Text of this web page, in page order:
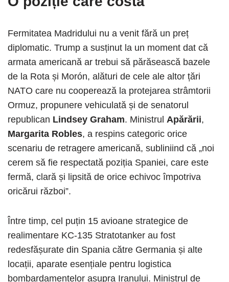
Fermitatea Madridului nu a venit fără un preț
diplomatic. Trump a susținut la un moment dat că
armata americană ar trebui să părăsească bazele
de la Rota și Morón, alături de cele ale altor țări
NATO care nu cooperează la protejarea strâmtorii
Ormuz, propunere vehiculată și de senatorul
republican Lindsey Graham. Ministrul Apărării,
Margarita Robles, a respins categoric orice
scenariu de retragere americană, subliniind că „noi
cerem să fie respectată poziția Spaniei, care este
fermă, clară și lipsită de orice echivoc împotriva
oricărui război”.
Între timp, cel puțin 15 avioane strategice de
realimentare KC-135 Stratotanker au fost
redesfășurate din Spania către Germania și alte
locații, aparate esențiale pentru logistica
bombardamentelor asupra Iranului. Ministrul de